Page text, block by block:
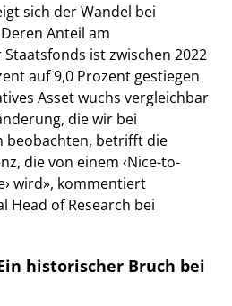
sich der Wandel bei
Anteil am
ist zwischen 2022
auf 9,0 Prozent gestiegen
Asset wuchs vergleichbar
die wir bei
beobachten, betrifft die
die von einem ‹Nice-to-
wird», kommentiert
Head of Research bei
historischer Bruch bei